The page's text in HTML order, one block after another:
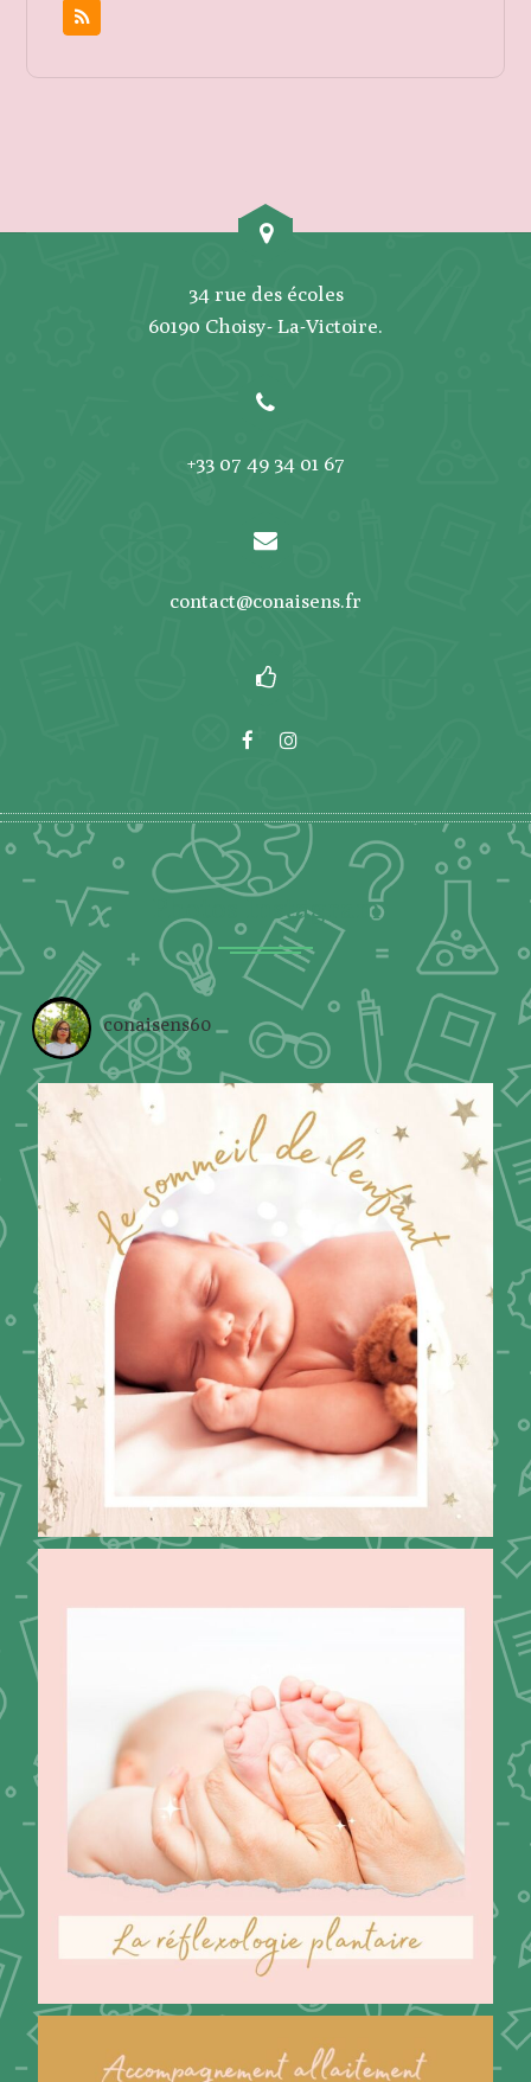
34 rue des écoles
60190 Choisy- La-Victoire.
+33 07 49 34 01 67
contact@conaisens.fr
Photos Instagram
conaisens60